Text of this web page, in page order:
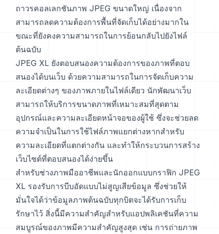
ถาวรคอลเลกชันภาพ JPEG ขนาดใหญ่ เนื่องจาก
สามารถลดความต้องการพื้นที่จัดเก็บได้อย่างมากใน
ขณะที่ยังคงความสามารถในการย้อนกลับไปยังไฟล์
ต้นฉบับ
JPEG XL ยังตอบสนองความต้องการของภาพที่ตอบ
สนองได้บนเว็บ ด้วยความสามารถในการจัดเก็บความ
ละเอียดต่างๆ ของภาพภายในไฟล์เดียว นักพัฒนาเว็บ
สามารถให้บริการขนาดภาพที่เหมาะสมที่สุดตาม
อุปกรณ์และความละเอียดหน้าจอของผู้ใช้ ซึ่งจะช่วยลด
ความจำเป็นในการใช้ไฟล์ภาพแยกต่างหากสำหรับ
ความละเอียดที่แตกต่างกัน และทำให้กระบวนการสร้าง
เว็บไซต์ที่ตอบสนองได้ง่ายขึ้น
สำหรับช่างภาพมืออาชีพและนักออกแบบกราฟิก JPEG
XL รองรับการบีบอัดแบบไม่สูญเสียข้อมูล ซึ่งช่วยให้
มั่นใจได้ว่าข้อมูลภาพต้นฉบับทุกบิตจะได้รับการเก็บ
รักษาไว้ สิ่งนี้มีความสำคัญสำหรับแอปพลิเคชันที่ความ
สมบูรณ์ของภาพมีความสำคัญสูงสุด เช่น การถ่ายภาพ